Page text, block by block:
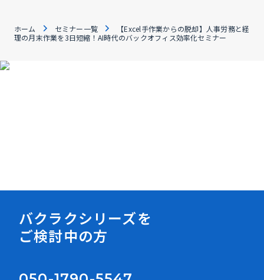
ホーム セミナー一覧
【Excel手作業からの脱却】人事労務と経
理の月末作業を3日短縮！AI時代のバックオフィス効率化セミナー
バクラクシリーズを
ご検討中の方